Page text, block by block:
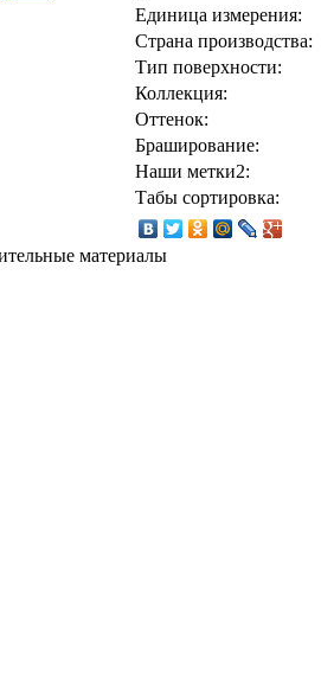
Единица измерения:
Страна производства:
Тип поверхности:
Коллекция:
Оттенок:
Браширование:
Наши метки2:
Табы сортировка:
материалы